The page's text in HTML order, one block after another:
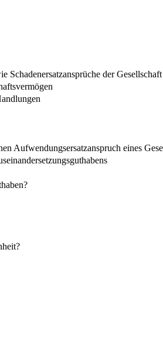
Schadenersatzansprüche der Gesellschaft
Aufwendungsersatzanspruch eines